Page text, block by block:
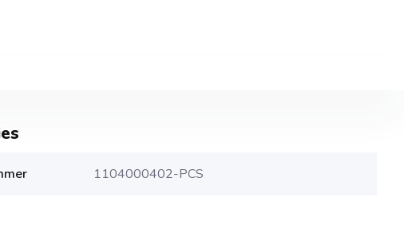
1104000402-PCS